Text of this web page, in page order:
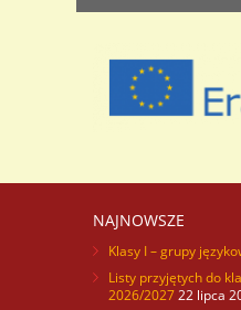
NAJNOWSZE
Klasy I – grupy
Listy przyjętych do
2026/202722 lipca